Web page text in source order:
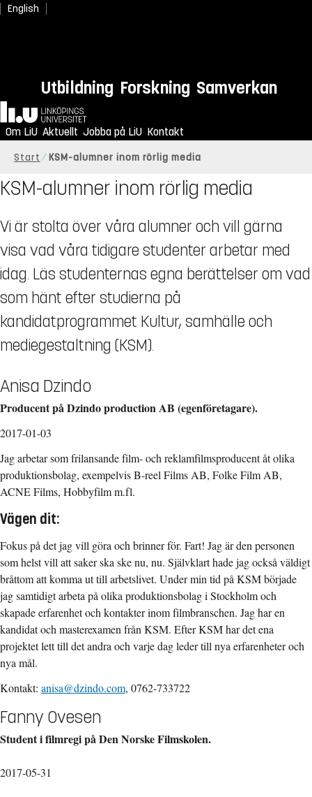
English
Utbildning Forskning Samverkan
Hem
Om LiU Aktuellt Jobba på LiU Kontakt
Start KSM-alumner inom rörlig media
KSM-alumner inom rörlig media
Vi är stolta över våra alumner och vill gärna
visa vad våra tidigare studenter arbetar med
idag. Läs studenternas egna berättelser om vad
som hänt efter studierna på
kandidatprogrammet Kultur, samhälle och
mediegestaltning (KSM).
Anisa Dzindo
Producent på Dzindo production AB (egenföretagare).
2017-01-03
Jag arbetar som frilansande film- och reklamfilmsproducent åt olika
produktionsbolag, exempelvis B-reel Films AB, Folke Film AB,
ACNE Films, Hobbyfilm m.fl.
Vägen dit:
Fokus på det jag vill göra och brinner för. Fart! Jag är den personen
som helst vill att saker ska ske nu, nu. Självklart hade jag också väldigt
bråttom att komma ut till arbetslivet. Under min tid på KSM började
jag samtidigt arbeta på olika produktionsbolag i Stockholm och
skapade erfarenhet och kontakter inom filmbranschen. Jag har en
kandidat och masterexamen från KSM. Efter KSM har det ena
projektet lett till det andra och varje dag leder till nya erfarenheter och
nya mål.
Kontakt: anisa@dzindo.com, 0762-733722
Fanny Ovesen
Student i filmregi på Den Norske Filmskolen.
2017-05-31